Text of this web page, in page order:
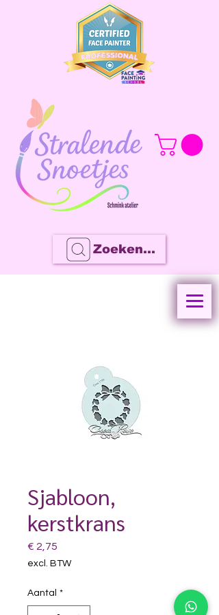
Zoeken...
Sjabloon,
kerstkrans
€ 2,75
excl. BTW
Aantal *